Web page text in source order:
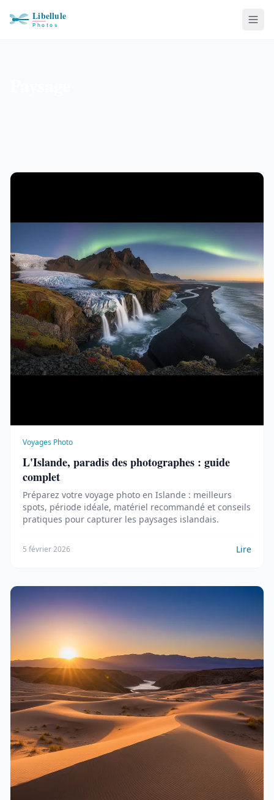
Voyages Photo
L'Islande, paradis des photographes : guide
complet
Préparez votre voyage photo en Islande : meilleurs
spots, période idéale, matériel recommandé et conseils
pratiques pour capturer les paysages islandais.
5 février 2026 Lire